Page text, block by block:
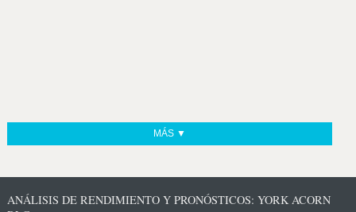
MÁS ▼
ANÁLISIS DE RENDIMIENTO Y PRONÓSTICOS: YORK ACORN